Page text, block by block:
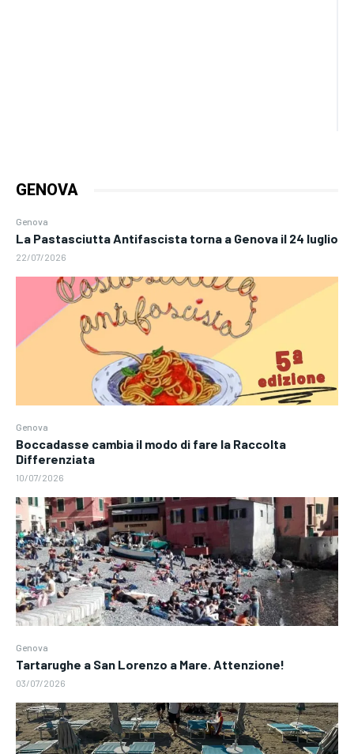
GENOVA
Genova
La Pastasciutta Antifascista torna a Genova il 24 luglio
22/07/2026
Genova
Boccadasse cambia il modo di fare la Raccolta
Differenziata
10/07/2026
Genova
Tartarughe a San Lorenzo a Mare. Attenzione!
03/07/2026